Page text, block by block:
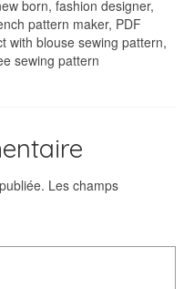
born, fashion designer,
pattern maker, PDF
with blouse sewing pattern,
sewing pattern
Les champs